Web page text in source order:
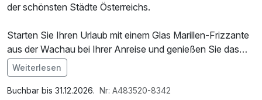
der schönsten Städte Österreichs.
Starten Sie Ihren Urlaub mit einem Glas Marillen-Frizzante
aus der Wachau bei Ihrer Anreise und genießen Sie das
niederösterreichische Krems am Abreisetag bis 14 Uhr.
Mit der Kombi-Eintrittskarte erleben Sie Top-
Im Angebot enthalten
1 x Welcome Drink, Nutzung des Fitnessbereichs, W-LAN
Weiterlesen
Buchbar bis 31.12.2026. Nr: A483520-8342